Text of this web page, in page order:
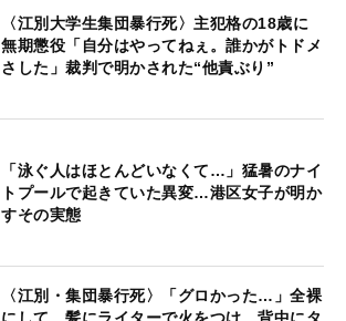
〈江別大学生集団暴行死〉主犯格の18歳に
無期懲役「自分はやってねぇ。誰かがトドメ
さした」裁判で明かされた“他責ぶり”
「泳ぐ人はほとんどいなくて…」猛暑のナイ
トプールで起きていた異変…港区女子が明か
すその実態
〈江別・集団暴行死〉「グロかった…」全裸